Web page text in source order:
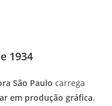
1934
São Paulo carrega
em produção gráfica.